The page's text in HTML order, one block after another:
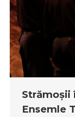
Strămoșii
Ensemle